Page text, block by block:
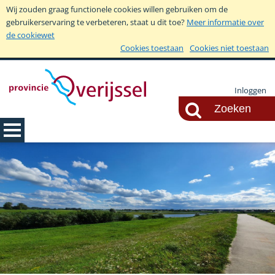
Wij zouden graag functionele cookies willen gebruiken om de
gebruikerservaring te verbeteren, staat u dit toe? Meer informatie over
de cookiewet
Cookies toestaan
Cookies niet toestaan
Inloggen